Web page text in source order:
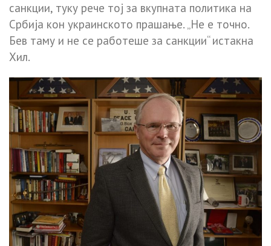
санкции, туку рече тој за вкупната политика на
Србија кон украинското прашање. „Не е точно.
Бев таму и не се работеше за санкции“ истакна
Хил.